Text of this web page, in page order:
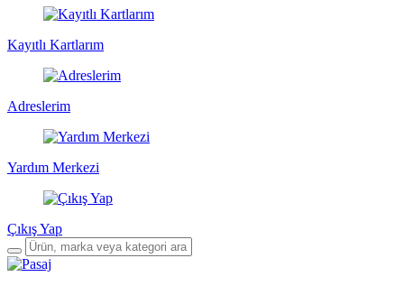
Kayıtlı Kartlarım
Adreslerim
Yardım Merkezi
Çıkış Yap